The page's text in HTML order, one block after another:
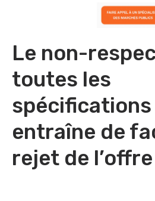
Le non-
toutes les
spécifications
entraîne de
rejet de l’offre